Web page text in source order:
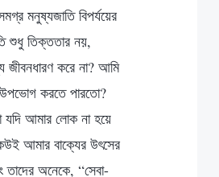
মনুষ্যজাতি বিপর্যয়ের
শুধু তিক্ততার নয়,
করে না? আমি
উপভোগ করতে পারতো?
যদি আমার লোক না হয়ে
আমার বাক্যের উৎসের
অনেকে, “সেবা-